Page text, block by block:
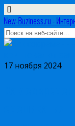
New-Buziness.ru -
17 ноября 2024